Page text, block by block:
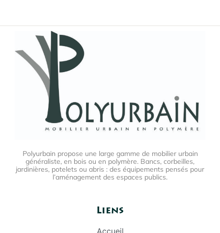
Polyurbain propose une large gamme de mobilier urbain
généraliste, en bois ou en polymère. Bancs, corbeilles,
jardinières, potelets ou abris : des équipements pensés pour
l’aménagement des espaces publics.
Liens
Accueil